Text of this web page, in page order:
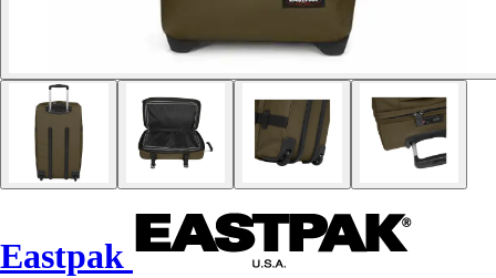
Eastpak